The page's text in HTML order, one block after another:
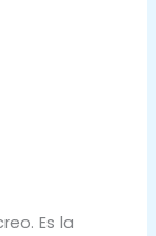
Es la